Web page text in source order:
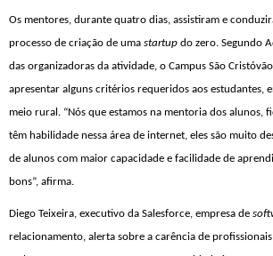
Os mentores, durante quatro dias, assistiram e
processo de criação de uma startup do zero. Segundo
das organizadoras da atividade, o Campus São
apresentar alguns critérios requeridos aos estudantes,
meio rural. “Nós que estamos na mentoria dos alunos,
têm habilidade nessa área de internet, eles são muito
de alunos com maior capacidade e facilidade de
bons”, afirma.
Diego Teixeira, executivo da Salesforce, empresa de
relacionamento, alerta sobre a carência de profissionais